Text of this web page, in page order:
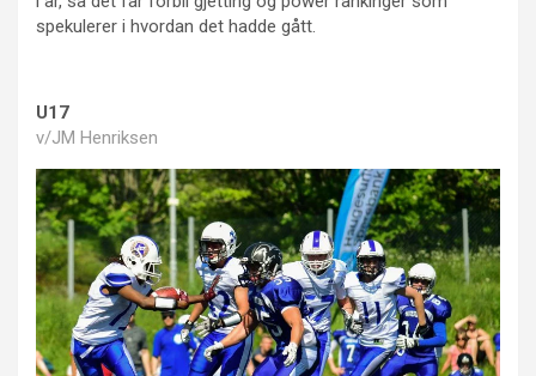
spekulerer i hvordan det hadde gått.
U17
v/JM Henriksen